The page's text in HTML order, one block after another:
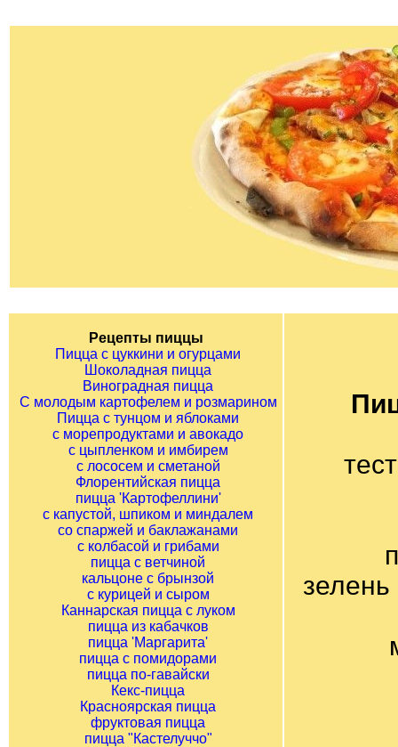
Рецепты пиццы
Пицца с цуккини и огурцами
Шоколадная пицца
Виноградная пицца
С молодым картофелем и розмарином
Пицца с тунцом и яблоками
с морепродуктами и авокадо
с цыпленком и имбирем
с лососем и сметаной
Флорентийская пицца
пицца 'Картофеллини'
с капустой, шпиком и миндалем
со спаржей и баклажанами
с колбасой и грибами
пицца с ветчиной
кальцоне с брынзой
с курицей и сыром
Каннарская пицца с луком
пицца из кабачков
пицца 'Маргарита'
пицца с помидорами
пицца по-гавайски
Кекс-пицца
Красноярская пицца
фруктовая пицца
пицца "Кастелуччо"